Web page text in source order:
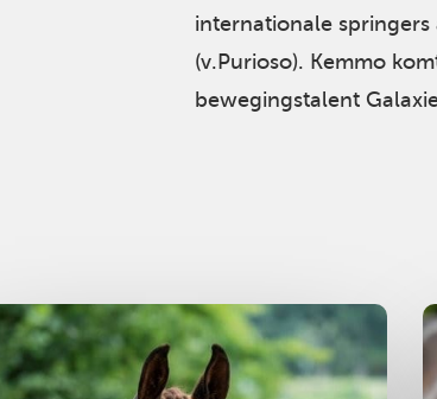
internationale springers
(v.Purioso). Kemmo
bewegingstalent
2025